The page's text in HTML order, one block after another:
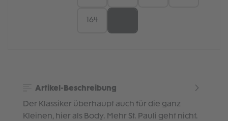
164
Artikel-Beschreibung
Der Klassiker überhaupt auch für die ganz
Kleinen, hier als Body. Mehr St. Pauli geht nicht.